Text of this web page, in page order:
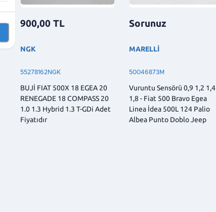
900,00 TL
NGK
55278162NGK
BUJİ FIAT 500X 18 EGEA 20
RENEGADE 18 COMPASS 20
1.0 1.3 Hybrid 1.3 T-GDi Adet
Fiyatıdır
Sorunuz
MARELLİ
50046873M
Vuruntu Sensörü 0,9 1,2 1,4
1,8 - Fiat 500 Bravo Egea
Linea İdea 500L 124 Palio
Albea Punto Doblo Jeep